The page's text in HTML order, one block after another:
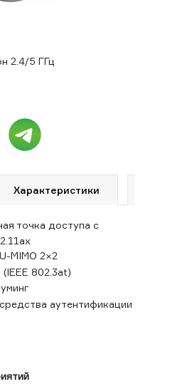
2.4/5 ГГц
Характеристики
точка доступа с
MIMO 2×2
802.3at)
аутентификации